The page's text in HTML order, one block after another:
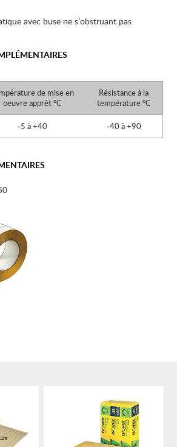
avec buse ne s’obstruant pas
de mise en
oeuvre apprêt °C
Résistance à la
température °C
-5 à +40 -40 à +90